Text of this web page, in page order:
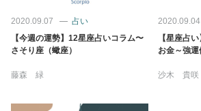
2020.09.07
占い
【今週の運勢】12星座占いコラム〜
さそり座（蠍座）
藤森 緑
2020.09.04
【星座占
お金～強
沙木 貴咲